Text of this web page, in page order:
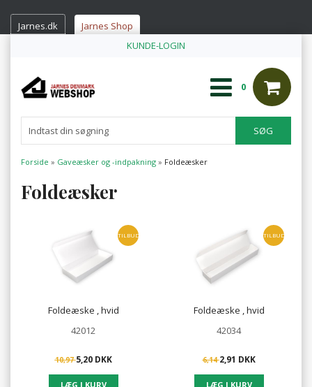
Jarnes.dk
Jarnes Shop
KUNDE-LOGIN
0
Forside » Gaveæsker og -indpakning » Foldeæsker
Foldeæsker
TILBUD
Foldeæske , hvid
42012
10,975,20 DKK
TILBUD
Foldeæske , hvid
42034
6,142,91 DKK